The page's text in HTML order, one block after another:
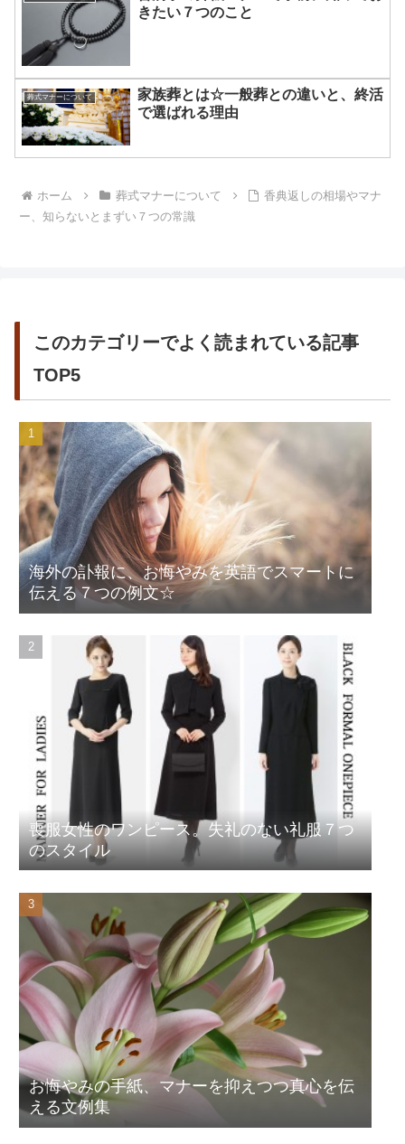
きたい７つのこと
葬式マナーについて
家族葬とは☆一般葬との違いと、終活
で選ばれる理由
ホーム 葬式マナーについて
香典返しの相場やマナ
ー、知らないとまずい７つの常識
このカテゴリーでよく読まれている記事
TOP5
海外の訃報に、お悔やみを英語でスマートに
伝える７つの例文☆
喪服女性のワンピース。失礼のない礼服７つ
のスタイル
お悔やみの手紙、マナーを抑えつつ真心を伝
える文例集